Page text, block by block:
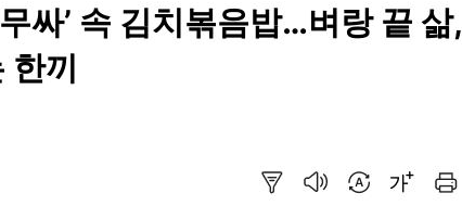
싸’ 속 김치볶음밥…벼랑 끝 삶,
한끼